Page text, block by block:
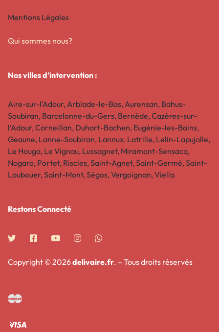
Mentions Légales
Qui sommes nous?
Nos villes d’intervention :
Aire-sur-l’Adour, Arblade-le-Bas, Aurensan, Bahus-
Soubiran, Barcelonne-du-Gers, Bernède, Cazères-sur-
l’Adour, Corneillan, Duhort-Bachen, Eugénie-les-Bains,
Geaune, Lanne-Soubiran, Lannux, Latrille, Lelin-Lapujolle,
Le Houga, Le Vignau, Lussagnet, Miramont-Sensacq,
Nogaro, Portet, Riscles, Saint-Agnet, Saint-Germé, Saint-
Loubouer, Saint-Mont, Ségos, Vergoignan, Viella
Restons Connecté​
Copyright © 2026delivaire.fr. – Tous droits réservés